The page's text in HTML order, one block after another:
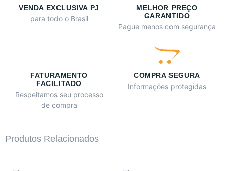
VENDA EXCLUSIVA PJ
para todo o Brasil
MELHOR PREÇO
GARANTIDO
Pague menos com segurança
FATURAMENTO
FACILITADO
Respeitamos seu processo
de compra
COMPRA SEGURA
Informações protegidas
Produtos Relacionados